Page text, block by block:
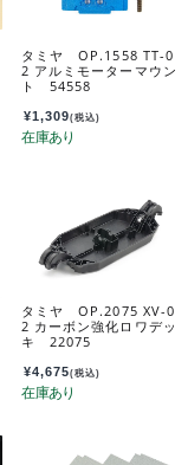
タミヤ OP.1558 TT-0
2 アルミモーターマウン
ト 54558
¥1,309(税込)
タミヤ OP.2075 XV-0
2 カーボン強化ロワデッ
キ 22075
¥4,675(税込)